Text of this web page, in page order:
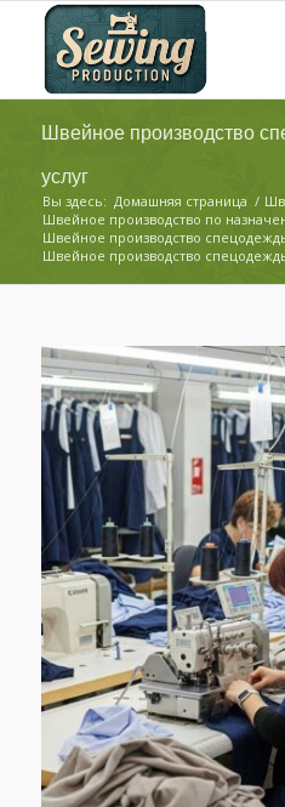
Швейное производство
услуг
Вы здесь: Домашняя страница /
Швейное производство по
Швейное производство
Швейное производство